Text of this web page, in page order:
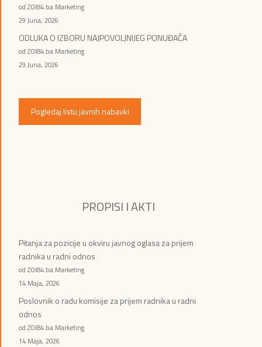
od ZOI84.ba Marketing
29 Juna, 2026
ODLUKA O IZBORU NAJPOVOLJNIJEG PONUĐAČA
od ZOI84.ba Marketing
29 Juna, 2026
Pogledaj listu javnih nabavki
PROPISI I AKTI
Pitanja za pozicije u okviru javnog oglasa za prijem
radnika u radni odnos
od ZOI84.ba Marketing
14 Maja, 2026
Poslovnik o radu komisije za prijem radnika u radni
odnos
od ZOI84.ba Marketing
14 Maja, 2026